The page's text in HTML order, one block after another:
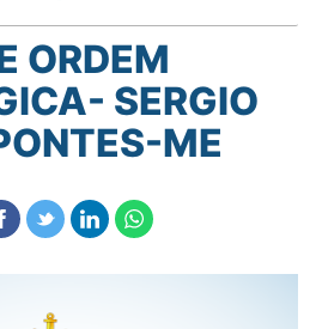
ORDEM
SERGIO
ME